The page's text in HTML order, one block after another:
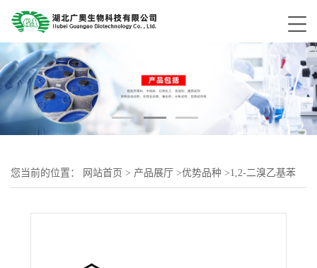
您当前的位置： 网站首页 > 产品展厅 >优势品种 >1,2-二溴乙基苯